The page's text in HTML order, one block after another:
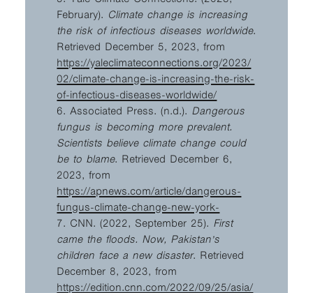
February). Climate change is increasing
the risk of infectious diseases worldwide.
Retrieved December 5, 2023, from
https://yaleclimateconnections.org/2023/
02/climate-change-is-increasing-the-risk-
of-infectious-diseases-worldwide/
6. Associated Press. (n.d.). Dangerous
fungus is becoming more prevalent.
Scientists believe climate change could
be to blame. Retrieved December 6,
2023, from
https://apnews.com/article/dangerous-
fungus-climate-change-new-york-
7. CNN. (2022, September 25). First
came the floods. Now, Pakistan’s
children face a new disaster. Retrieved
December 8, 2023, from
https://edition.cnn.com/2022/09/25/asia/